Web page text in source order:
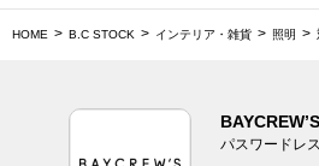
HOME B.C STOCK インテリア・雑貨 照明
パスワードレ